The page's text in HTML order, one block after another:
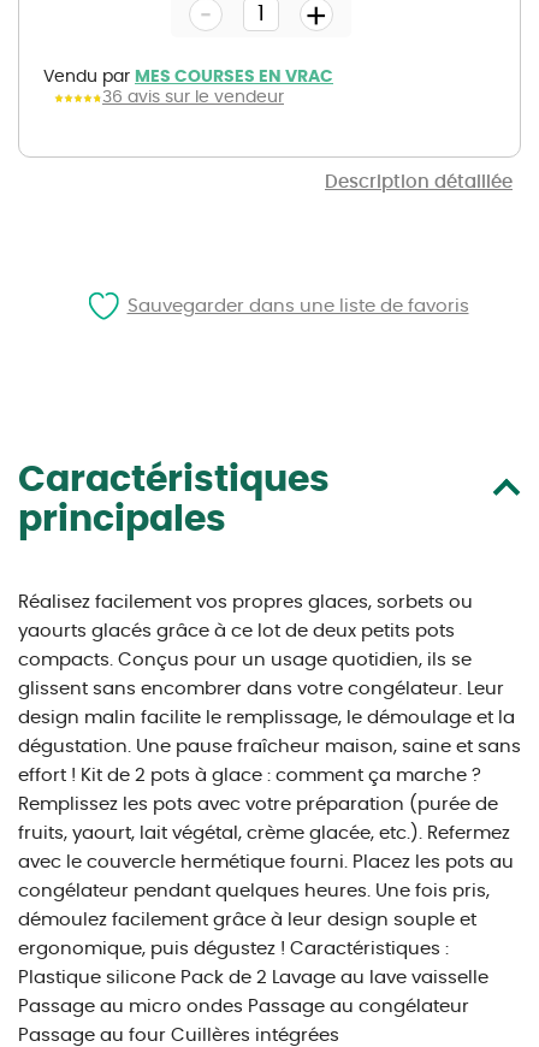
Description détaillée
gallery
Vendu par MES COURSES EN VRAC
36 avis sur le vendeur
- +
Caractéristiques
principales
Réalisez facilement vos propres glaces, sorbets ou
yaourts glacés grâce à ce lot de deux petits pots
compacts. Conçus pour un usage quotidien, ils se
glissent sans encombrer dans votre congélateur. Leur
design malin facilite le remplissage, le démoulage et la
dégustation. Une pause fraîcheur maison, saine et sans
effort ! Kit de 2 pots à glace : comment ça marche ?
Remplissez les pots avec votre préparation (purée de
fruits, yaourt, lait végétal, crème glacée, etc.). Refermez
avec le couvercle hermétique fourni. Placez les pots au
congélateur pendant quelques heures. Une fois pris,
démoulez facilement grâce à leur design souple et
ergonomique, puis dégustez ! Caractéristiques :
Plastique silicone Pack de 2 Lavage au lave vaisselle
Passage au micro ondes Passage au congélateur
Passage au four Cuillères intégrées
Sauvegarder dans une liste de favoris